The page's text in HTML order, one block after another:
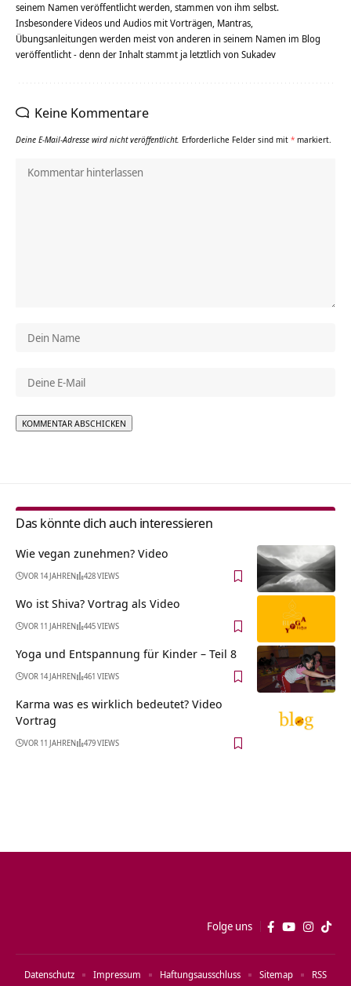
seinem Namen veröffentlicht werden, stammen von ihm selbst.
Insbesondere Videos und Audios mit Vorträgen, Mantras,
Übungsanleitungen werden meist von anderen in seinem Namen im Blog
veröffentlicht - denn der Inhalt stammt ja letztlich von Sukadev
Keine Kommentare
Deine E-Mail-Adresse wird nicht veröffentlicht. Erforderliche Felder sind mit * markiert.
Das könnte dich auch interessieren
Wie vegan zunehmen? Video
VOR 14 JAHREN 428 VIEWS
Wo ist Shiva? Vortrag als Video
VOR 11 JAHREN 445 VIEWS
Yoga und Entspannung für Kinder – Teil 8
VOR 14 JAHREN 461 VIEWS
Karma was es wirklich bedeutet? Video
Vortrag
VOR 11 JAHREN 479 VIEWS
Folge uns
Datenschutz Impressum Haftungsausschluss Sitemap RSS